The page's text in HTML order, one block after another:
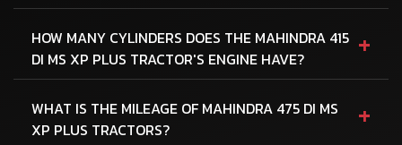
HOW MANY CYLINDERS DOES THE MAHINDRA 415
DI MS XP PLUS TRACTOR'S ENGINE HAVE?
+
WHAT IS THE MILEAGE OF MAHINDRA 475 DI MS
XP PLUS TRACTORS?
+